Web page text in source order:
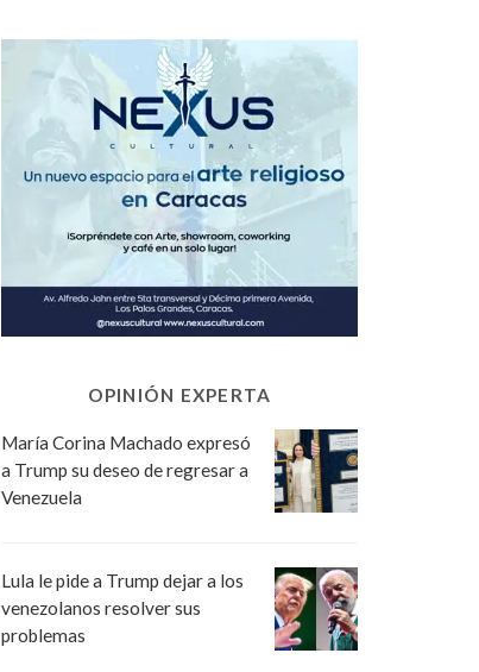
OPINIÓN EXPERTA
María Corina Machado expresó
a Trump su deseo de regresar a
Venezuela
Lula le pide a Trump dejar a los
venezolanos resolver sus
problemas